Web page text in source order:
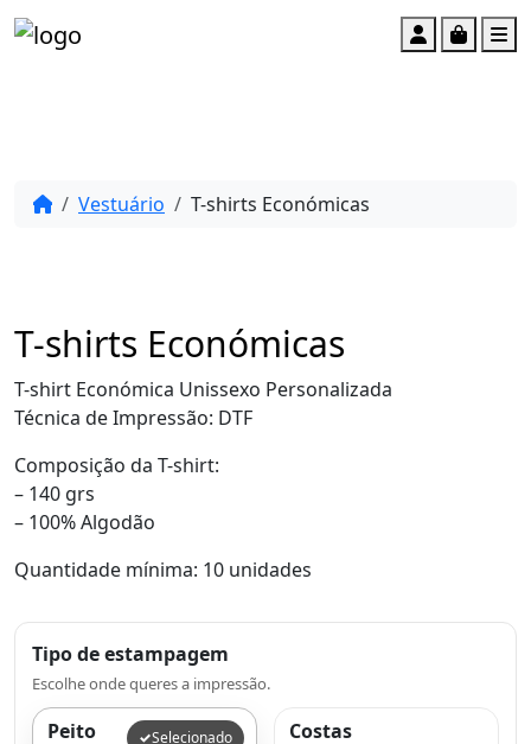
Account
Cart
Vestuário T-shirts Económicas
T-shirts Económicas
T-shirt Económica Unissexo Personalizada
Técnica de Impressão: DTF
Composição da T-shirt:
– 140 grs
– 100% Algodão
Quantidade mínima: 10 unidades
Tipo de estampagem
Escolhe onde queres a impressão.
Selecionado
Peito Costas